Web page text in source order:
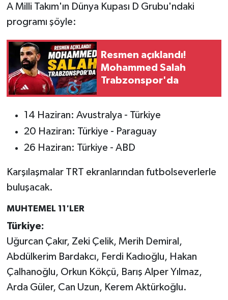
A Milli Takım'ın Dünya Kupası D Grubu'ndaki
programı şöyle:
Resmen açıklandı!
Mohammed Salah
Trabzonspor'da
14 Haziran: Avustralya - Türkiye
20 Haziran: Türkiye - Paraguay
26 Haziran: Türkiye - ABD
Karşılaşmalar TRT ekranlarından futbolseverlerle
buluşacak.
MUHTEMEL 11'LER
Türkiye:
Uğurcan Çakır, Zeki Çelik, Merih Demiral,
Abdülkerim Bardakcı, Ferdi Kadıoğlu, Hakan
Çalhanoğlu, Orkun Kökçü, Barış Alper Yılmaz,
Arda Güler, Can Uzun, Kerem Aktürkoğlu.